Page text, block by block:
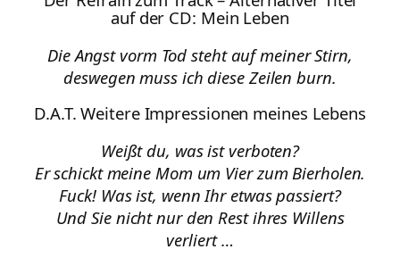
auf der CD: Mein Leben
Die Angst vorm Tod steht auf meiner Stirn,
deswegen muss ich diese Zeilen burn.
D.A.T. Weitere Impressionen meines Lebens
Weißt du, was ist verboten?
Er schickt meine Mom um Vier zum Bierholen.
Fuck! Was ist, wenn Ihr etwas passiert?
Und Sie nicht nur den Rest ihres Willens
verliert …